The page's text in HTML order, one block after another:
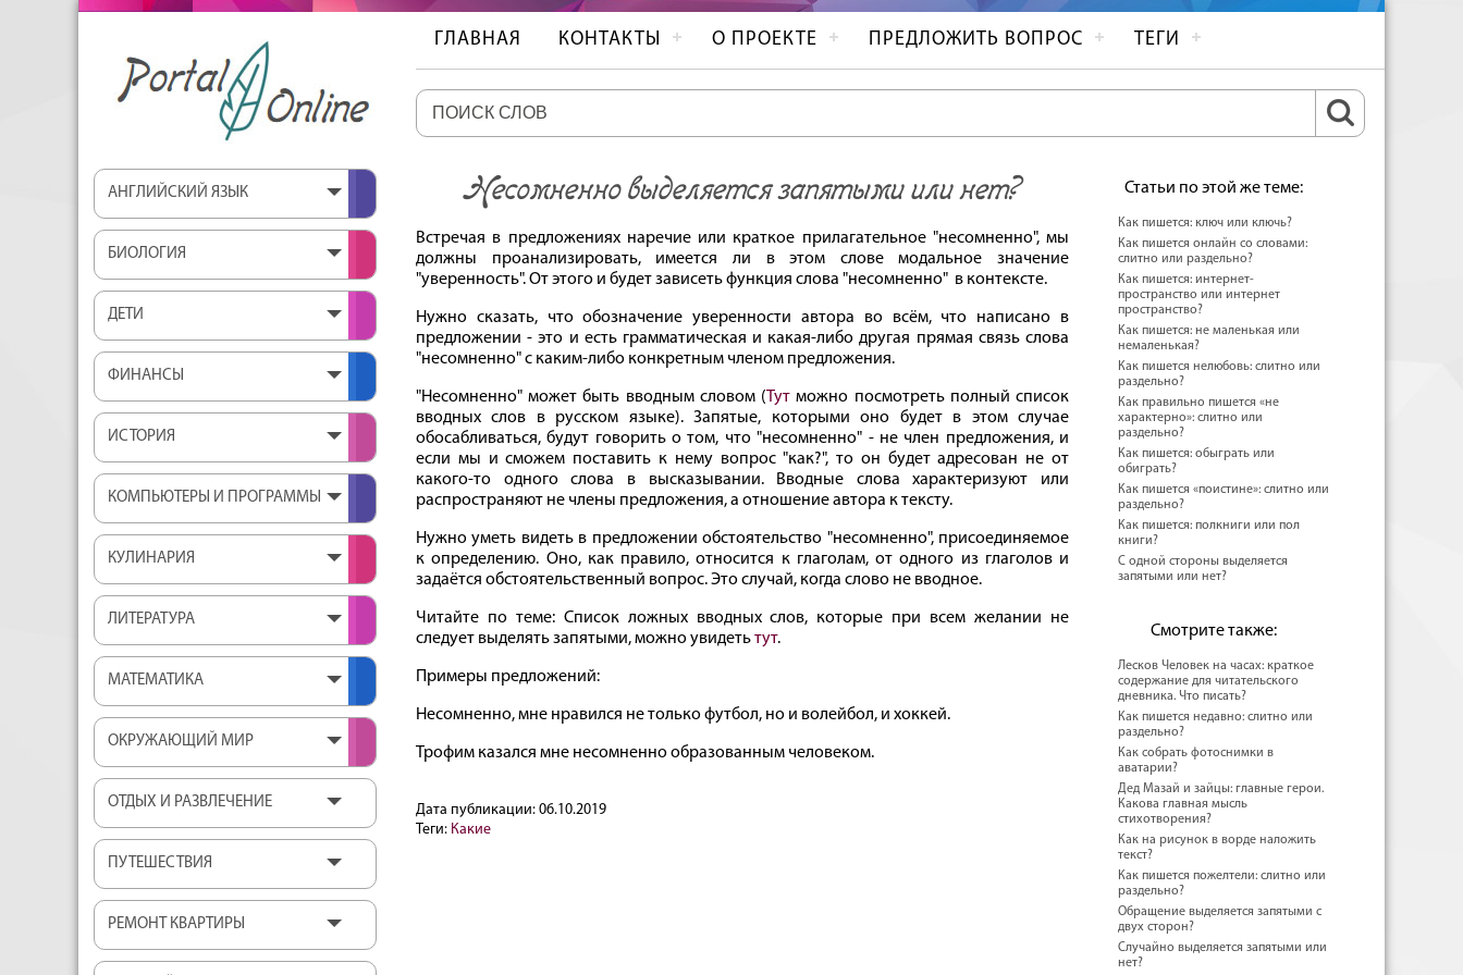
ГЛАВНАЯ КОНТАКТЫ О ПРОЕКТЕ ПРЕДЛОЖИТЬ ВОПРОС ТЕГИ
АНГЛИЙСКИЙ ЯЗЫК
БИОЛОГИЯ
ДЕТИ
ФИНАНСЫ
ИСТОРИЯ
КОМПЬЮТЕРЫ И ПРОГРАММЫ
КУЛИНАРИЯ
ЛИТЕРАТУРА
МАТЕМАТИКА
ОКРУЖАЮЩИЙ МИР
ОТДЫХ И РАЗВЛЕЧЕНИЕ
ПУТЕШЕСТВИЯ
РЕМОНТ КВАРТИРЫ
Несомненно выделяется запятыми или нет?
Встречая в предложениях наречие или краткое прилагательное "несомненно", мы
должны проанализировать, имеется ли в этом слове модальное значение
"уверенность". От этого и будет зависеть функция слова "несомненно" в контексте.
Нужно сказать, что обозначение уверенности автора во всём, что написано в
предложении - это и есть грамматическая и какая-либо другая прямая связь слова
"несомненно" с каким-либо конкретным членом предложения.
"Несомненно" может быть вводным словом (Тут можно посмотреть полный список
вводных слов в русском языке). Запятые, которыми оно будет в этом случае
обосабливаться, будут говорить о том, что "несомненно" - не член предложения, и
если мы и сможем поставить к нему вопрос "как?", то он будет адресован не от
какого-то одного слова в высказывании. Вводные слова характеризуют или
распространяют не члены предложения, а отношение автора к тексту.
Нужно уметь видеть в предложении обстоятельство "несомненно", присоединяемое
к определению. Оно, как правило, относится к глаголам, от одного из глаголов и
задаётся обстоятельственный вопрос. Это случай, когда слово не вводное.
Читайте по теме: Список ложных вводных слов, которые при всем желании не
следует выделять запятыми, можно увидетьтут.
Примеры предложений:
Несомненно, мне нравился не только футбол, но и волейбол, и хоккей.
Трофим казался мне несомненно образованным человеком.
Дата публикации: 06.10.2019
Теги: Какие
Статьи по этой же теме:
Как пишется: ключ или ключь?
Как пишется онлайн со словами:
слитно или раздельно?
Как пишется: интернет-
пространство или интернет
пространство?
Как пишется: не маленькая или
немаленькая?
Как пишется нелюбовь: слитно или
раздельно?
Как правильно пишется «не
характерно»: слитно или
раздельно?
Как пишется: обыграть или
обиграть?
Как пишется «поистине»: слитно или
раздельно?
Как пишется: полкниги или пол
книги?
С одной стороны выделяется
запятыми или нет?
Смотрите также:
Лесков Человек на часах: краткое
содержание для читательского
дневника. Что писать?
Как пишется недавно: слитно или
раздельно?
Как собрать фотоснимки в
аватарии?
Дед Мазай и зайцы: главные герои.
Какова главная мысль
стихотворения?
Как на рисунок в ворде наложить
текст?
Как пишется пожелтели: слитно или
раздельно?
Обращение выделяется запятыми с
двух сторон?
Случайно выделяется запятыми или
нет?